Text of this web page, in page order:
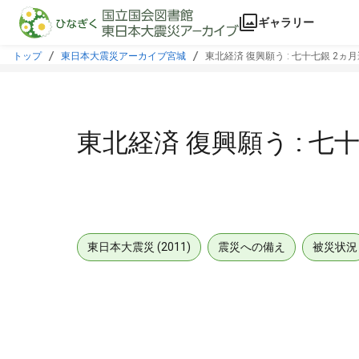
本文に飛ぶ
ギャラリー
トップ 東日本大震災アーカイブ宮城 東北経済 復興願う : 七十七銀 2ヵ
東北経済 復興願う : 七
東日本大震災 (2011) 震災への備え 被災状況